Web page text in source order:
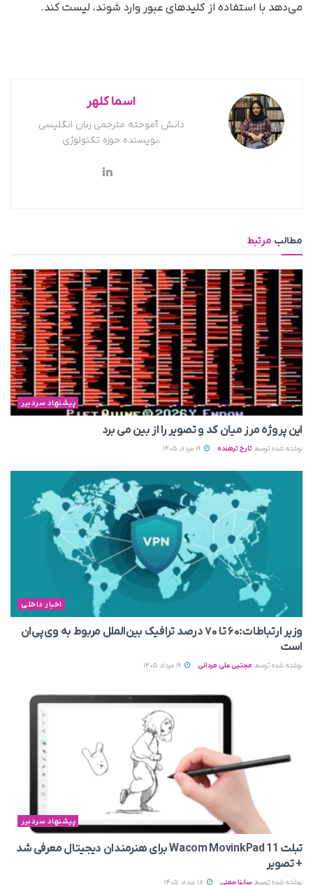
می‌دهد با استفاده از کلیدهای عبور وارد شوند، لیست کند.
اسما کلهر
دانش آموخته مترجمی زبان انگلیسی
،نویسنده حوزه تکنولوژی
مطالب مرتبط
پیشنهاد سردبیر
این پروژه مرز میان کد و تصویر را از بین می‌ برد
نوشته شده توسط تارخ ترهنده
اخبار داخلی
وزیر ارتباطات:۶۰ تا ۷۰ درصد ترافیک بین‌الملل مربوط به وی‌پی‌ان
است
نوشته شده توسط مجتبی علی مردانی
پیشنهاد سردبیر
تبلت Wacom MovinkPad 11 برای هنرمندان دیجیتال معرفی شد
+ تصویر
نوشته شده توسط ساینا چمنی